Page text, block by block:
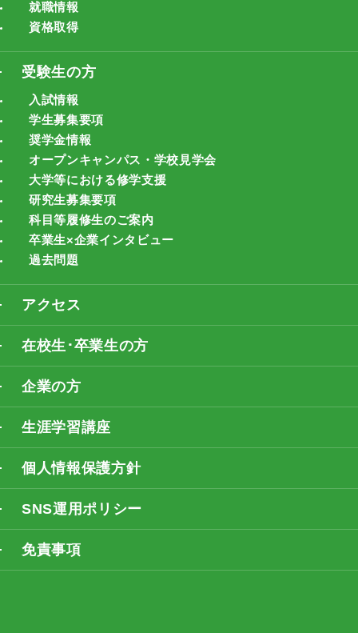
就職情報
資格取得
受験生の方
入試情報
学生募集要項
奨学金情報
オープンキャンパス・学校見学会
大学等における修学支援
研究生募集要項
科目等履修生のご案内
卒業生×企業インタビュー
過去問題
アクセス
在校生･卒業生の方
企業の方
生涯学習講座
個人情報保護方針
SNS運用ポリシー
免責事項